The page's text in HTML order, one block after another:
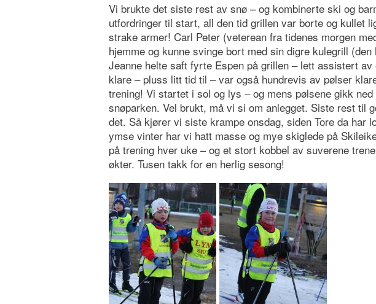
Vi brukte det siste rest av snø – og kombinerte ski og
utfordringer til start, all den tid grillen var borte og kullet
strake armer! Carl Peter (veterean fra tidenes morgen
hjemme og kunne svinge bort med sin digre kulegrill
Jeanne helte saft fyrte Espen på grillen – lett assistert
klare – pluss litt tid til – var også hundrevis av pølser
trening! Vi startet i sol og lys – og mens pølsene gikk
snøparken. Vel brukt, må vi si om anlegget. Siste rest til
det. Så kjører vi siste krampe onsdag, siden Tore da har
ymse vinter har vi hatt masse og mye skiglede på
på trening hver uke – og et stort kobbel av suverene
økter. Tusen takk for en herlig sesong!